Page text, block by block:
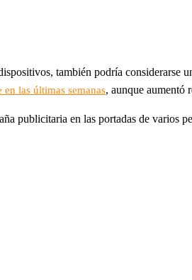
también podría
las últimas semanas, aunque aumentó
publicitaria en las portadas de varios